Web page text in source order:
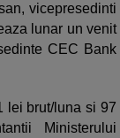
vicepresedinti
lunar un venit
CEC Bank
lei brut/luna si 97
Ministerului